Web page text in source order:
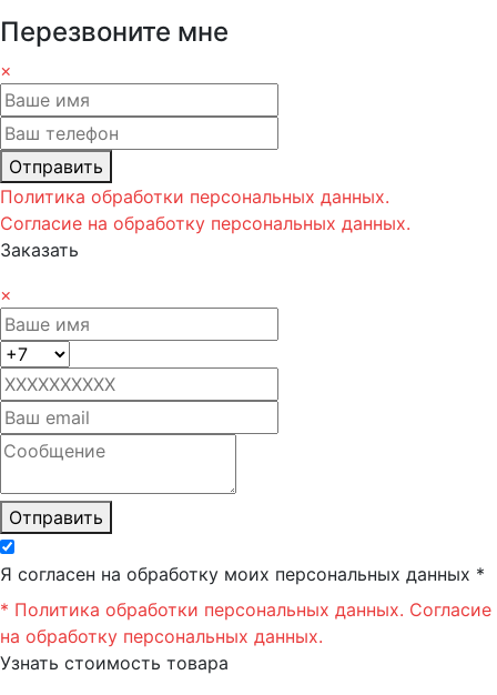
Перезвоните мне
×
Отправить
Политика обработки персональных данных.
Согласие на обработку персональных данных.
Заказать
×
Отправить
Я согласен на обработку моих персональных данных *
* Политика обработки персональных данных. Согласие
на обработку персональных данных.
Узнать стоимость товара